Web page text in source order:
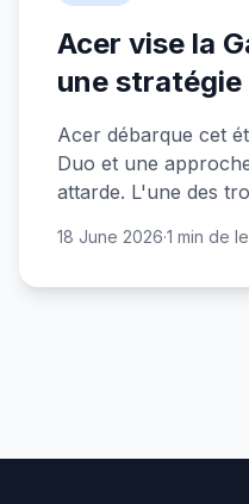
Acer vise la
une stratégie
Acer débarque cet
Duo et une
attarde. L'une des
18 June 2026·1 min de